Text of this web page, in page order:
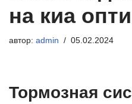
на киа
автор: admin 05.02.2024
Тормозная